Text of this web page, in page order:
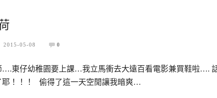
2015-05-08 0
….東仔幼稚園要上課…我立馬衝去大遠百看電影兼買鞋啦….
耶！！！ 偷得了這一天空閒讓我暗爽…